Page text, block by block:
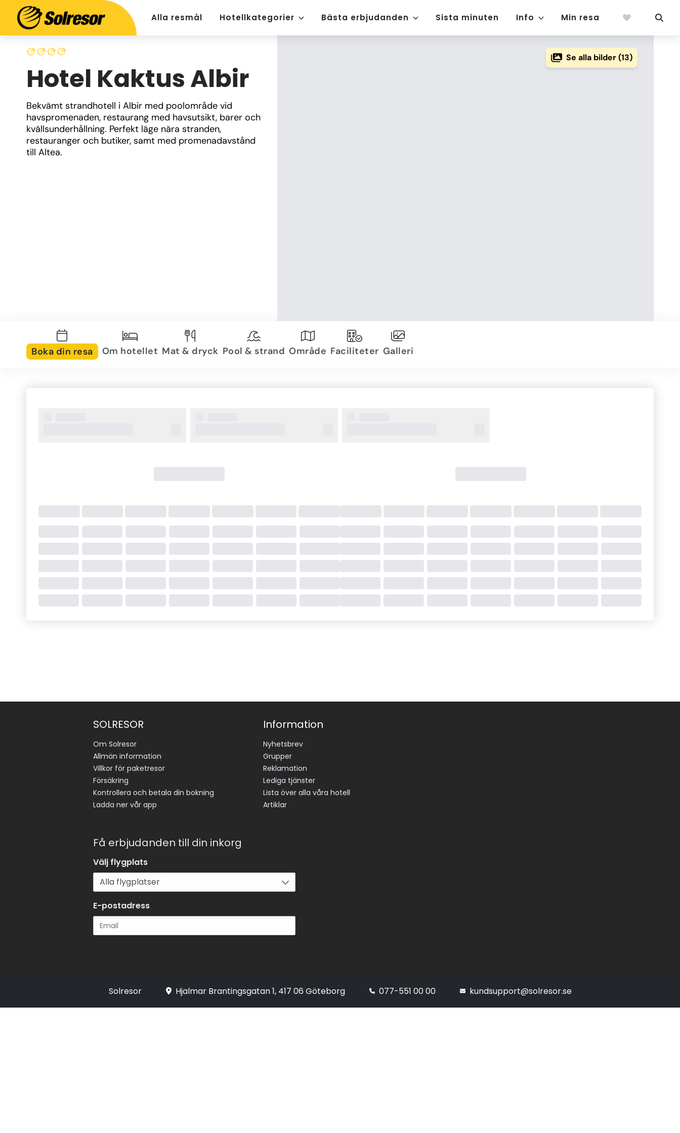
Alla resmål Hotellkategorier Bästa erbjudanden Sista minuten Info Min resa
Hotel Kaktus Albir
Bekvämt strandhotell i Albir med poolområde vid
havspromenaden, restaurang med havsutsikt, barer och
kvällsunderhållning. Perfekt läge nära stranden,
restauranger och butiker, samt med promenadavstånd
till Altea.
Se alla bilder (13)
Boka din resa Om hotellet Mat & dryck Pool & strand Område Faciliteter Galleri
SOLRESOR
Om Solresor
Allmän information
Villkor för paketresor
Försäkring
Kontrollera och betala din bokning
Ladda ner vår app
Information
Nyhetsbrev
Grupper
Reklamation
Lediga tjänster
Lista över alla våra hotell
Artiklar
Få erbjudanden till din inkorg
Välj flygplats
E-postadress
Solresor Hjalmar Brantingsgatan 1, 417 06 Göteborg 077-551 00 00 kundsupport@solresor.se